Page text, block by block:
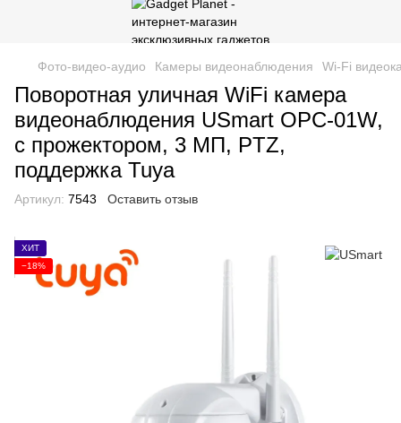
Фото-видео-аудио Камеры видеонаблюдения Wi-Fi
Поворотная уличная WiFi камера
видеонаблюдения USmart OPC-01W,
с прожектором, 3 МП, PTZ,
поддержка Tuya
Артикул: 7543 Оставить отзыв
ХИТ
−18%